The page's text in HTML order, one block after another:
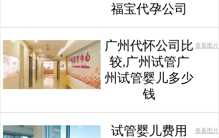
福宝代孕公司
广州代怀公司比
较,广州试管广
州试管婴儿多少
钱
查看图片
试管婴儿费用 查看图片